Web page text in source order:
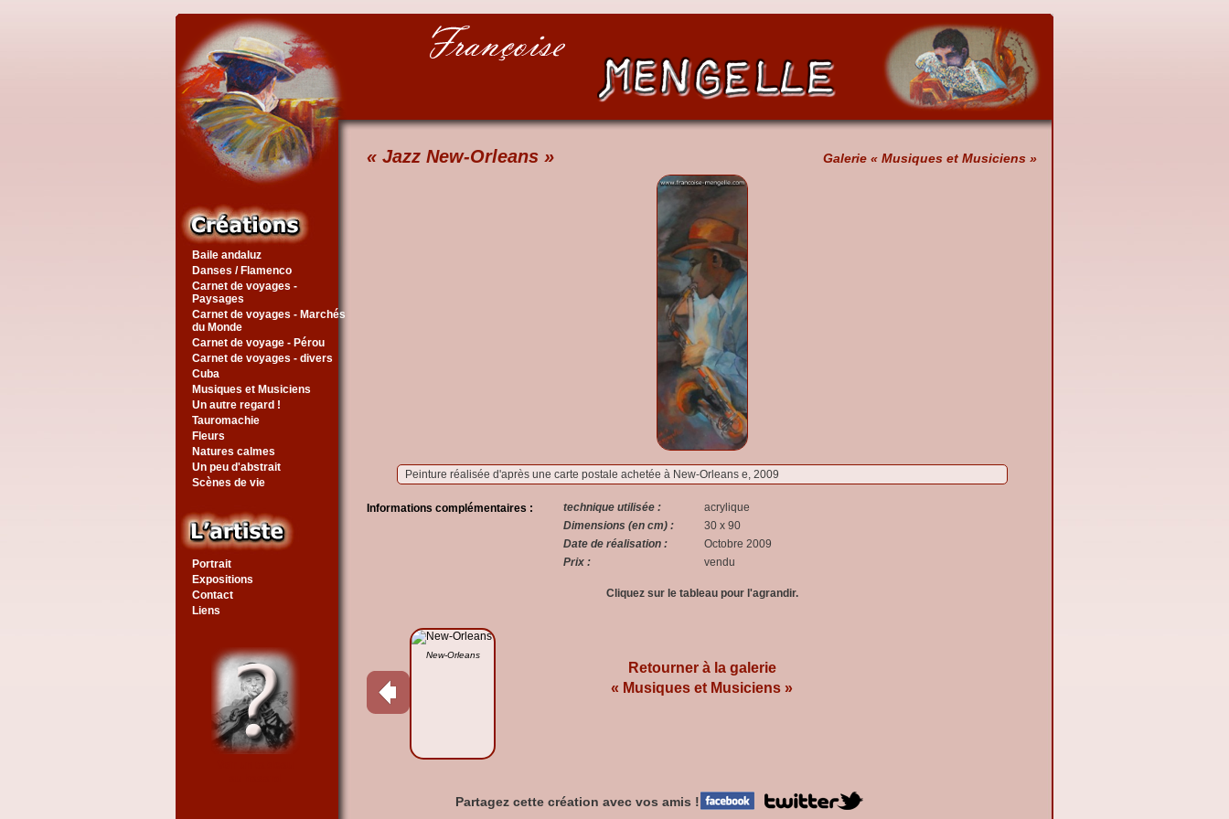
Baile andaluz
Danses / Flamenco
Carnet de voyages -
Paysages
Carnet de voyages - Marchés
du Monde
Carnet de voyage - Pérou
Carnet de voyages - divers
Cuba
Musiques et Musiciens
Un autre regard !
Tauromachie
Fleurs
Natures calmes
Un peu d'abstrait
Scènes de vie
Portrait
Expositions
Contact
Liens
Galerie « Musiques et Musiciens »
« Jazz New-Orleans »
Peinture réalisée d'après une carte postale achetée à New-Orleans e, 2009
Informations complémentaires : technique utilisée :
acrylique
Dimensions (en cm) :
30 x 90
Date de réalisation :
Octobre 2009
Prix :
vendu
Cliquez sur le tableau pour l'agrandir.
New-Orleans
Retourner à la galerie
« Musiques et Musiciens »
Partagez cette création avec vos amis !